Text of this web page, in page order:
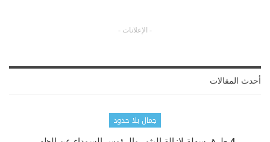
- الإعلانات -
أحدث المقالات
جمال بلا حدود